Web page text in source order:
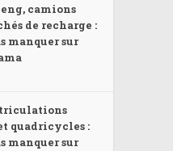
camions
de recharge :
manquer sur
quadricycles :
manquer sur